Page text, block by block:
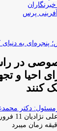
پرس
پنجره‌ای به دنیای
در
احیا و
کنند
نژادیان ارسال
ایمیل
11 فروردین 1404 23:01